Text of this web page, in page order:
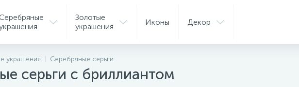
Золотые
украшения
Иконы Декор
украшения Серебряные серьги
серьги с бриллиантом